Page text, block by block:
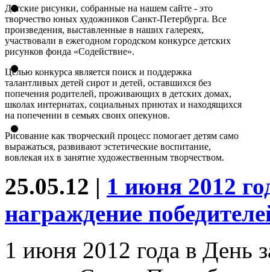
Детские рисунки, собранные на нашем сайте - это
творчество юных художников Санкт-Петербурга. Все
произведения, выставленные в наших галереях,
участвовали в ежегодном городском конкурсе детских
рисунков фонда «Содействие».
Целью конкурса является поиск и поддержка
талантливых детей сирот и детей, оставшихся без
попечения родителей, проживающих в детских домах,
школах интернатах, социальных приютах и находящихся
на попечении в семьях своих опекунов.
Рисование как творческий процесс помогает детям само
выражаться, развивают эстетические воспитание,
вовлекая их в занятие художественным творчеством.
25.05.12 | 1 июня 2012
награждение
1 июня 2012 года в День